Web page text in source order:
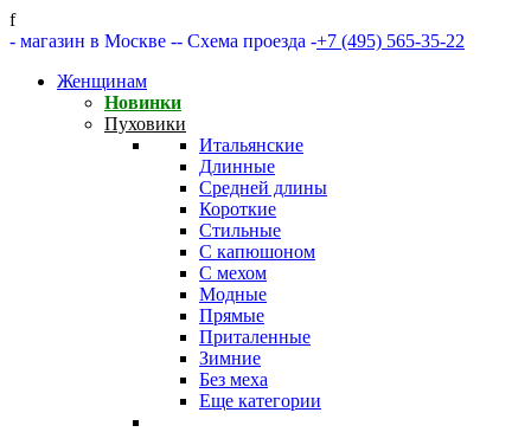
f
- магазин в Москве -- Схема проезда -+7 (495) 565-35-22
Женщинам
Новинки
Пуховики
Итальянские
Длинные
Средней длины
Короткие
Стильные
С капюшоном
С мехом
Модные
Прямые
Приталенные
Зимние
Без меха
Еще категории